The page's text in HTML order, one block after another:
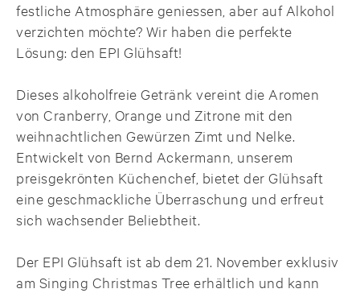
festliche Atmosphäre geniessen, aber auf Alkohol
verzichten möchte? Wir haben die perfekte
Lösung: den EPI Glühsaft!
Dieses alkoholfreie Getränk vereint die Aromen
von Cranberry, Orange und Zitrone mit den
weihnachtlichen Gewürzen Zimt und Nelke.
Entwickelt von Bernd Ackermann, unserem
preisgekrönten Küchenchef, bietet der Glühsaft
eine geschmackliche Überraschung und erfreut
sich wachsender Beliebtheit.
Der EPI Glühsaft ist ab dem 21. November exklusiv
am Singing Christmas Tree erhältlich und kann